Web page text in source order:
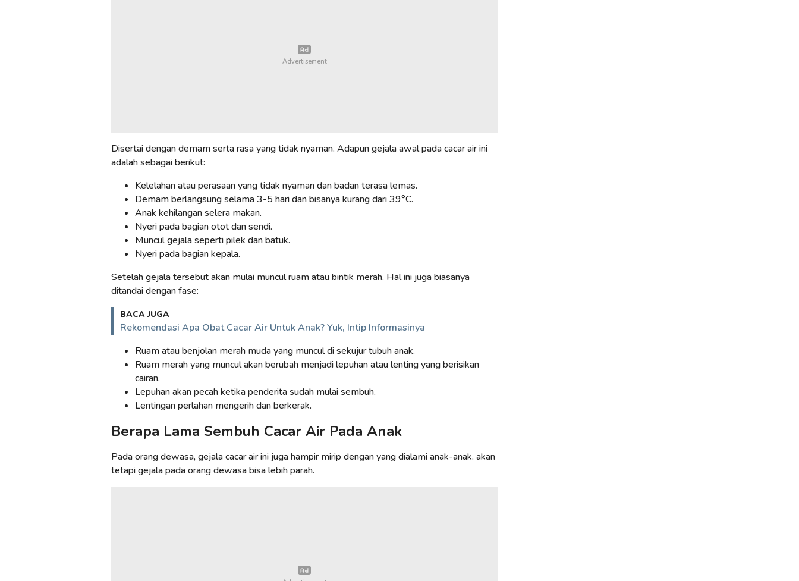
Disertai dengan demam serta rasa yang tidak nyaman. Adapun gejala awal pada cacar air ini
adalah sebagai berikut:
Kelelahan atau perasaan yang tidak nyaman dan badan terasa lemas.
Demam berlangsung selama 3-5 hari dan bisanya kurang dari 39°C.
Anak kehilangan selera makan.
Nyeri pada bagian otot dan sendi.
Muncul gejala seperti pilek dan batuk.
Nyeri pada bagian kepala.
Setelah gejala tersebut akan mulai muncul ruam atau bintik merah. Hal ini juga biasanya
ditandai dengan fase:
BACA JUGA
Rekomendasi Apa Obat Cacar Air Untuk Anak? Yuk, Intip Informasinya
Ruam atau benjolan merah muda yang muncul di sekujur tubuh anak.
Ruam merah yang muncul akan berubah menjadi lepuhan atau lenting yang berisikan
cairan.
Lepuhan akan pecah ketika penderita sudah mulai sembuh.
Lentingan perlahan mengerih dan berkerak.
Berapa Lama Sembuh Cacar Air Pada Anak
Pada orang dewasa, gejala cacar air ini juga hampir mirip dengan yang dialami anak-anak. akan
tetapi gejala pada orang dewasa bisa lebih parah.